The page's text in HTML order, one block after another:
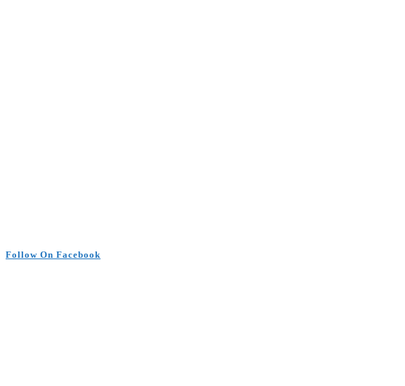
Follow On Facebook